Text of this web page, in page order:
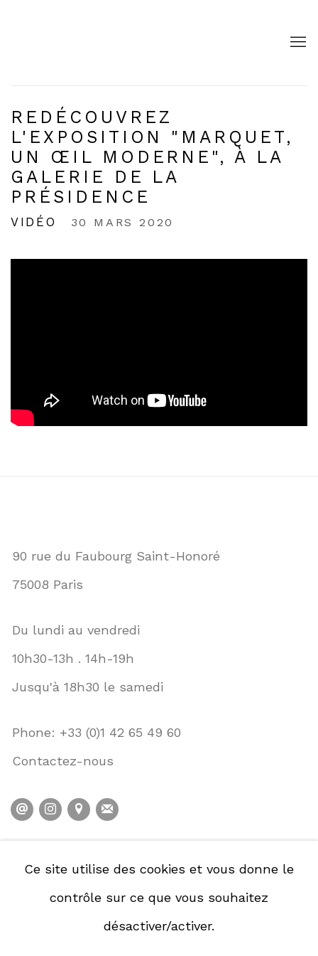
REDÉCOUVREZ
L'EXPOSITION "MARQUET,
UN ŒIL MODERNE", À LA
GALERIE DE LA
PRÉSIDENCE
VIDÉO 30 MARS 2020
90 rue du Faubourg Saint-Honoré
75008 Paris
Du lundi au vendredi
10h30-13h . 14h-19h
Jusqu'à 18h30 le samedi
Phone: +33 (0)1 42 65 49 60
Contactez-nous
Ce site utilise des cookies et vous donne le
contrôle sur ce que vous souhaitez
désactiver/activer.